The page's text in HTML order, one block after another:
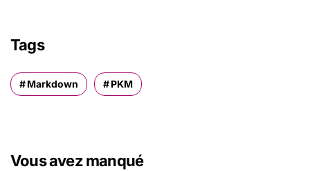
Tags
Markdown PKM
Vous avez manqué